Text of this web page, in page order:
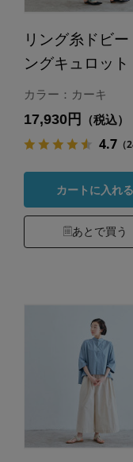
リング糸ドビ
ングキュロット
カラー：カーキ
17,930円 （税込）
4.7（
カートに入れる
あとで買う